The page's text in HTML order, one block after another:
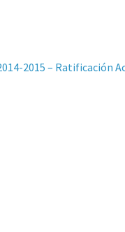
2015 – Ratificación